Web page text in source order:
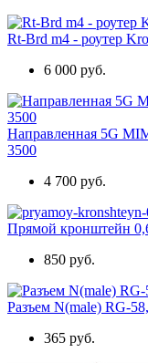
Rt-Brd m4 - роутер
6 000 руб.
Направленная 5G
3500
4 700 руб.
Прямой кронштейн
850 руб.
Разъем N(male) RG-
365 руб.